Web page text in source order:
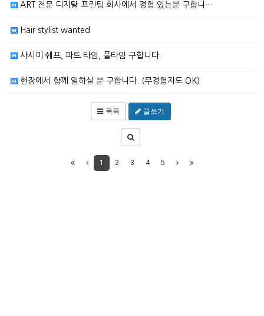
ART 전문 디지탈 프린팅 회사에서 경험 있는분 구합니…
Hair stylist wanted
사시미 쉐프, 파트 타임, 풀타임 구합니다.
현장에서 함께 일하실 분 구합니다. (무경험자도 OK)
목록 글쓰기
1 2 3 4 5